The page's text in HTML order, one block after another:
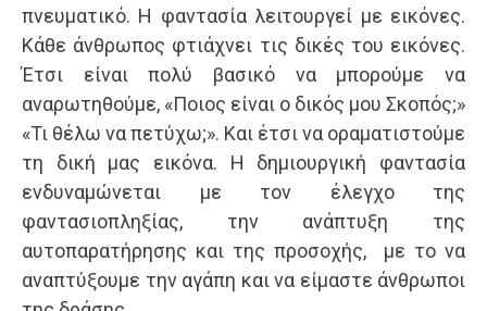
πνευματικό. Η φαντασία λειτουργεί με εικόνες.
Κάθε άνθρωπος φτιάχνει τις δικές του εικόνες.
Έτσι είναι πολύ βασικό να μπορούμε να
αναρωτηθούμε, «Ποιος είναι ο δικός μου Σκοπός;»
«Τι θέλω να πετύχω;». Και έτσι να οραματιστούμε
τη δική μας εικόνα. Η δημιουργική φαντασία
ενδυναμώνεται με τον έλεγχο της
φαντασιοπληξίας, την ανάπτυξη της
αυτοπαρατήρησης και της προσοχής, με το να
αναπτύξουμε την αγάπη και να είμαστε άνθρωποι